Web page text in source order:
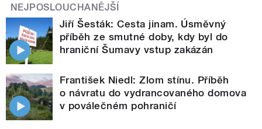
NEJPOSLOUCHANĚJŠÍ
Jiří Šesták: Cesta jinam. Úsměvný
příběh ze smutné doby, kdy byl do
hraniční Šumavy vstup zakázán
František Niedl: Zlom stínu. Příběh
o návratu do vydrancovaného domova
v poválečném pohraničí